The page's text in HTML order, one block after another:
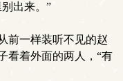
出来。”
前一样装听不见的赵
看着外面的两人，“有